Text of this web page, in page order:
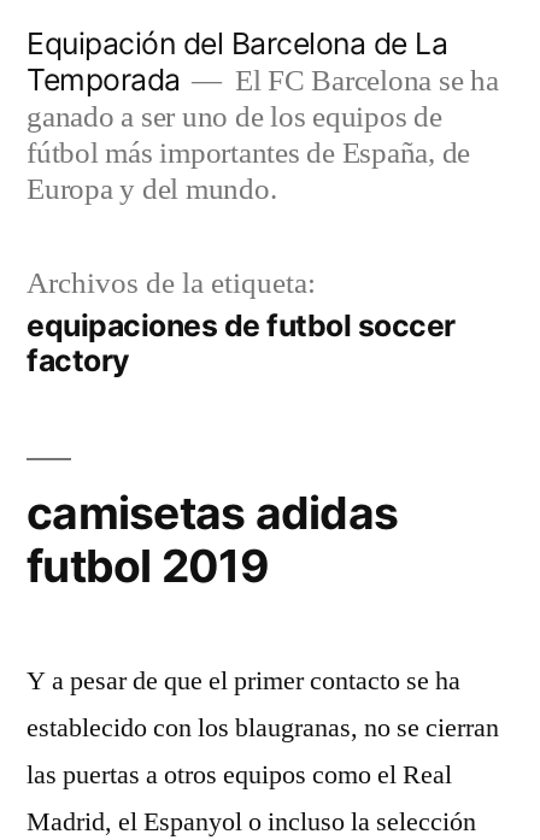
contenido
Equipación del Barcelona de La
Temporada
El FC Barcelona se ha
ganado a ser uno de los equipos de
fútbol más importantes de España, de
Europa y del mundo.
Archivos de la etiqueta:
equipaciones de futbol soccer
factory
camisetas adidas
futbol 2019
Y a pesar de que el primer contacto se ha
establecido con los blaugranas, no se cierran
las puertas a otros equipos como el Real
Madrid, el Espanyol o incluso la selección